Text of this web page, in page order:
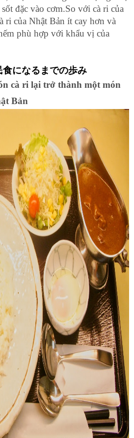
đặc vào cơm.So với cà ri của
ri của Nhật Bản ít cay hơn và
phù hợp với khẩu vị của
になるまでの歩み
cà ri lại trở thành một món
Bản